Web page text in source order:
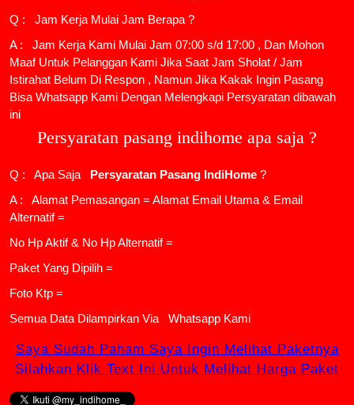
Q : Jam Kerja Mulai Jam Berapa ?
A : Jam Kerja Kami Mulai Jam 07:00 s/d 17:00 , Dan Mohon
Maaf Untuk Pelanggan Kami Jika Saat Jam Sholat / Jam
Istirahat Belum Di Respon , Namun Jika Kakak Ingin Pasang
Bisa Whatsapp Kami Dengan Melengkapi Persyaratan dibawah
ini
Persyaratan pasang indihome apa saja ?
Q : Apa Saja Persyaratan Pasang IndiHome ?
A : Alamat Pemasangan = Alamat Email Utama & Email
Alternatif =
No Hp Aktif & No Hp Alternatif =
Paket Yang Dipilih =
Foto Ktp =
Semua Data Dilampirkan Via
Whatsapp Kami
Saya Sudah Paham Saya Ingin Melihat Paketnya
Silahkan Klik Text Ini Untuk Melihat Harga Paket